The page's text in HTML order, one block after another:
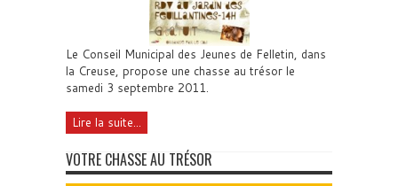
Le Conseil Municipal des Jeunes de Felletin, dans
la Creuse, propose une chasse au trésor le
samedi 3 septembre 2011.
Lire la suite...
VOTRE CHASSE AU TRÉSOR